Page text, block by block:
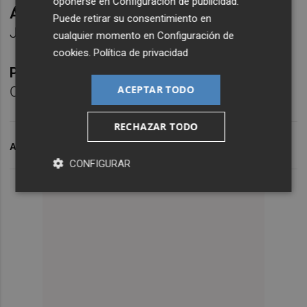
Árbitros:García Martín, Guillermo Sánchez y
José
Pabellón:
Pabellón Municipal Ciutat de
Castelló
ARCHIVADO EN
Puede retirar su consentimiento en
cualquier momento enConfiguración de
cookies .Política de privacidad
ACEPTAR TODO
RECHAZAR TODO
CONFIGURAR